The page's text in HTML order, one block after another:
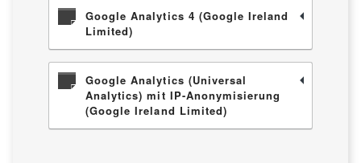
Google Analytics 4 (Google Ireland
Limited)
Google Analytics (Universal
Analytics) mit IP-Anonymisierung
(Google Ireland Limited)